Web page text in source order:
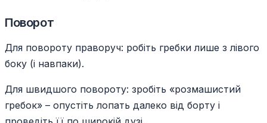
Поворот
Для повороту праворуч: робіть гребки лише з лівого
боку (і навпаки).
Для швидшого повороту: зробіть «розмашистий
гребок» – опустіть лопать далеко від борту і